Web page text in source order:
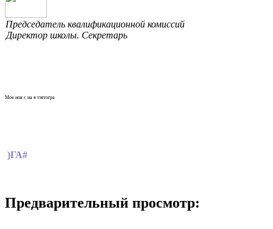
Председатель квалификационной комиссий
Директор школы. Секретарь
Мое нов с на я тиггогра
)ГА#
Предварительный просмотр: